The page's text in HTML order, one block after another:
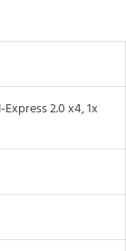
Express 2.0 x4, 1x